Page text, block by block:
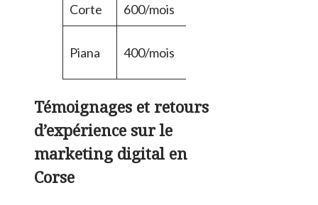
Corte 600/mois
Piana 400/mois
Témoignages et retours
d’expérience sur le
marketing digital en
Corse